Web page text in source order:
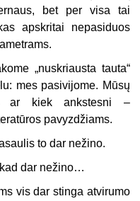
bet per visa tai
apskritai nepasiduos
„nuskriausta tauta“
mes pasivijome. Mūsų
ar kiek ankstesni –
pavyzdžiams.
to dar nežino.
dar nežino…
vis dar stinga atvirumo